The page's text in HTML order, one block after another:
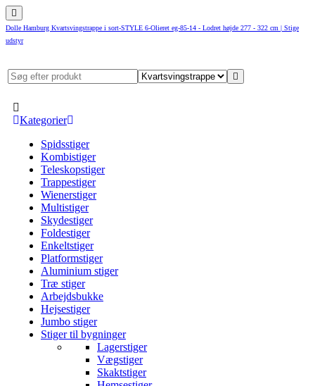
Dolle Hamburg Kvartsvingstrappe i sort-STYLE 6-Olieret eg-85-14 - Lodret højde 277 - 322 cm | Stige
udstyr
Kategorier
Spidsstiger
Kombistiger
Teleskopstiger
Trappestiger
Wienerstiger
Multistiger
Skydestiger
Foldestiger
Enkeltstiger
Platformstiger
Aluminium stiger
Træ stiger
Arbejdsbukke
Hejsestiger
Jumbo stiger
Stiger til bygninger
Lagerstiger
Vægstiger
Skaktstiger